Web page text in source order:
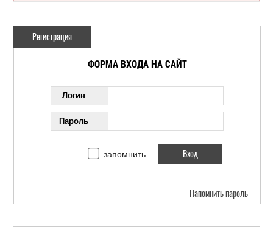
Регистрация
ФОРМА ВХОДА НА САЙТ
Логин
Пароль
запомнить
Напомнить пароль